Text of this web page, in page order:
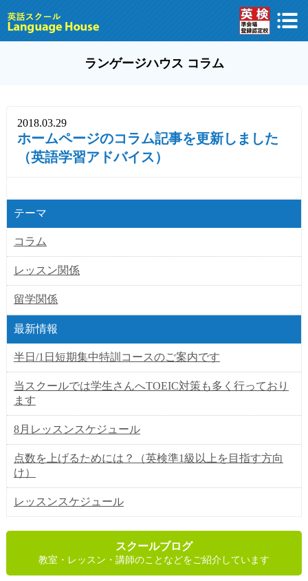
ランゲージハウス コラム
2018.03.29
ホームページのコラム記事を更新しました
（英語学習アドバイス）
テーマ
コラム
レッスン関係
留学関係
最新情報
半日/1日短期集中特訓コースのご案内です
当スクールでは学生さんへTOEIC対策も多く行っており
ます
8月レッスンスケジュール
点数を上げるためには？（英検準1級以上を目指す方向
け）
レッスンスケジュール
スクールブログ
教室・レッスン・講師のことなどをご紹介しています